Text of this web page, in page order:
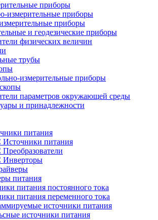
приборы
измерительные приборы
приборы
и геодезические приборы
физических величин
трубы
измерительные приборы
параметров окружающей среды
и принадлежности
питания
Источники питания
Инверторы
питания
питания постоянного тока
питания переменного тока
источники питания
источники питания